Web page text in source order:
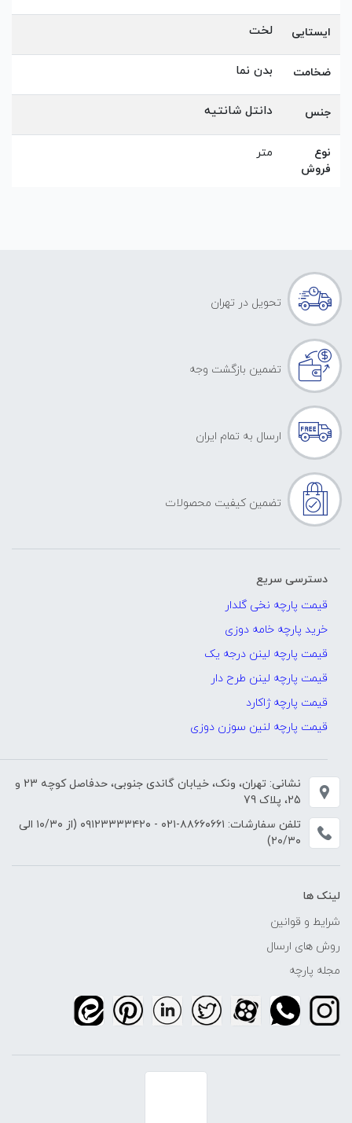
ایستایی لخت
ضخامت بدن نما
جنس دانتل شانتیه
نوع
فروش
متر
تحویل در تهران
تضمین بازگشت وجه
ارسال به تمام ایران
تضمین کیفیت محصولات
دسترسی سریع
قیمت پارچه نخی گلدار
خرید پارچه خامه دوزی
قیمت پارچه لینن درجه یک
قیمت پارچه لینن طرح دار
قیمت پارچه ژاکارد
قیمت پارچه لنین سوزن دوزی
نشانی: تهران، ونک، خیابان گاندی جنوبی، حدفاصل کوچه 23 و
25، پلاک 79
تلفن سفارشات: ۸۸۶۶۰۶۶۱-۰۲۱ - ۰۹۱۲۳۳۳۳۴۲۰
(از ۱۰/۳۰ الی
۲۰/۳۰)
لینک ها
شرایط و قوانین
روش های ارسال
مجله پارچه